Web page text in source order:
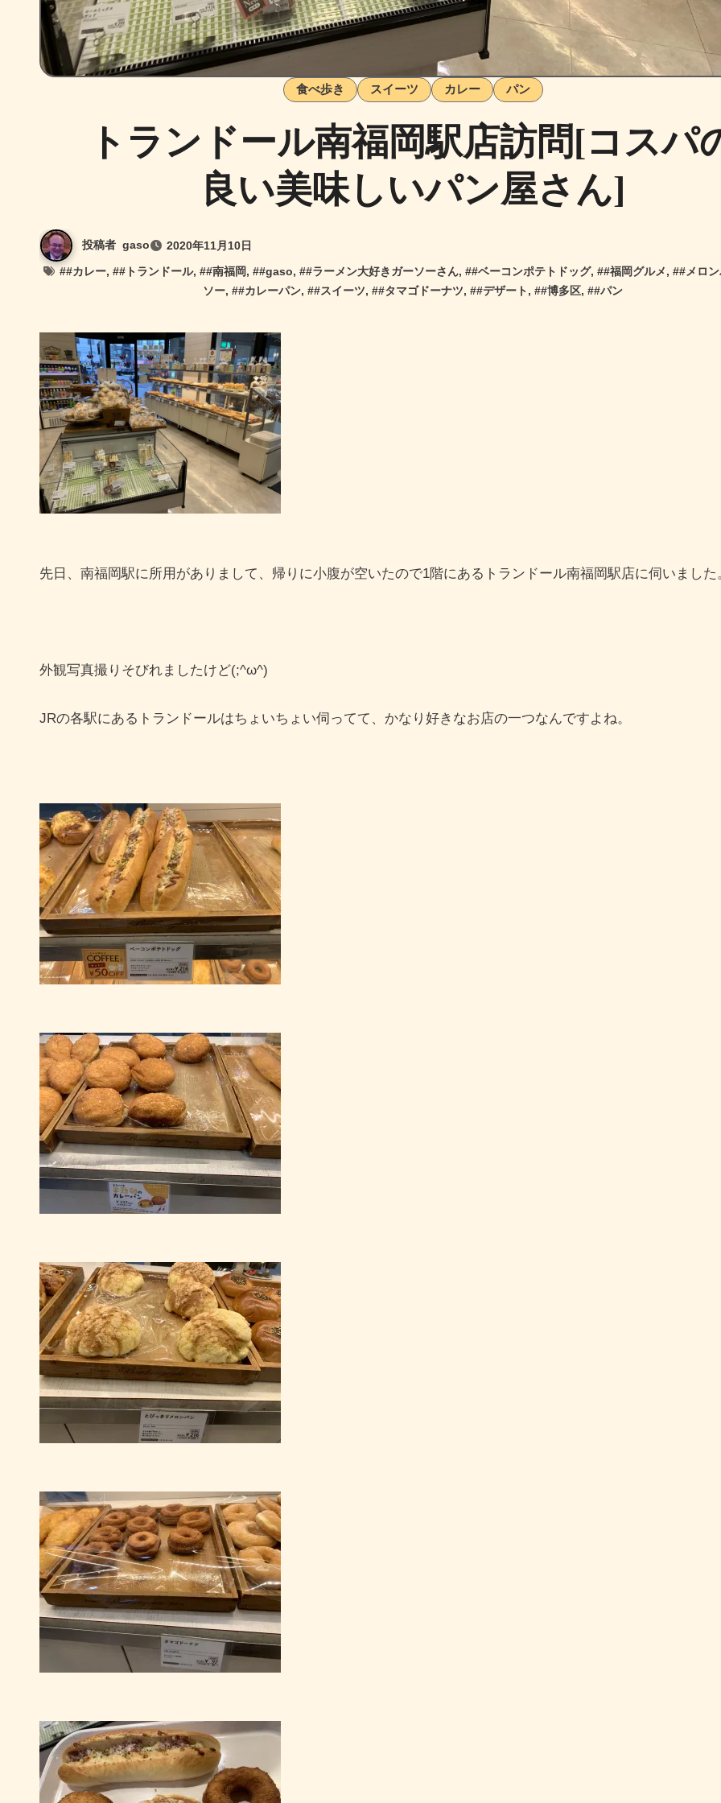
食べ歩き スイーツ カレー パン
トランドール南福岡駅店訪問[コスパ
良い美味しいパン屋さん]
投稿者 gaso
2020年11月10日
##カレー, ##トランドール, ##南福岡, ##gaso, ##ラーメン大好きガーソーさん, ##ベーコンポテトドッグ, ##福岡グルメ, ##メロ
ソー, ##カレーパン, ##スイーツ, ##タマゴドーナツ, ##デザート, ##博多区, ##パン
先日、南福岡駅に所用がありまして、帰りに小腹が空いたので1階にあるトランドール南福岡駅店に伺いました
外観写真撮りそびれましたけど(;^ω^)
JRの各駅にあるトランドールはちょいちょい伺ってて、かなり好きなお店の一つなんですよね。